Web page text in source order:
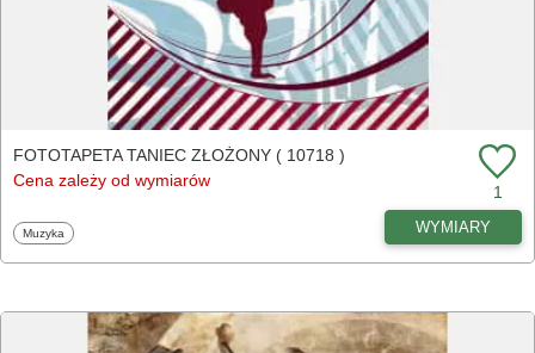
FOTOTAPETA TANIEC ZŁOŻONY ( 10718 )
Cena zależy od wymiarów
1
Fototapety
Muzyka WYMIARY